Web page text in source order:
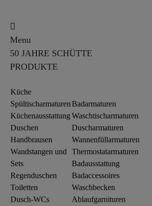
Menu
50 JAHRE SCHÜTTE
PRODUKTE
Küche
Spültischarmaturen
Küchenausstattung
Duschen
Handbrausen
Wandstangen und
Sets
Regenduschen
Toiletten
Dusch-WCs
Badarmaturen
Waschtischarmaturen
Duscharmaturen
Wannenfüllarmaturen
Thermostatarmaturen
Badausstattung
Badaccessoires
Waschbecken
Ablaufgarnituren